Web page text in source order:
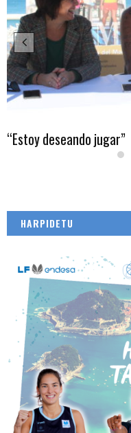
“Estoy deseando jugar”
HARPIDETU